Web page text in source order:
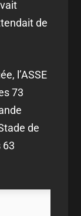
de
l’ASSE
73
de
63